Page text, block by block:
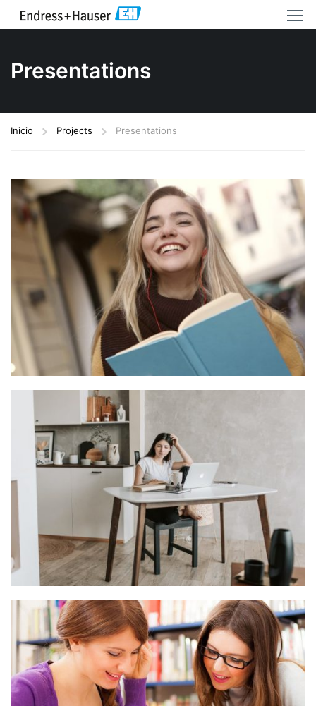
Presentations
Inicio Projects Presentations